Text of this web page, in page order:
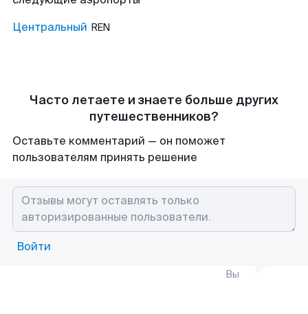
Центральный REN
Часто летаете и знаете больше других
путешественников?
Оставьте комментарий — он поможет
пользователям принять решение
Войти
Вы